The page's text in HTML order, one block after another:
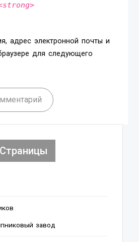
адрес электронной почты и
для следующего
Страницы
завод